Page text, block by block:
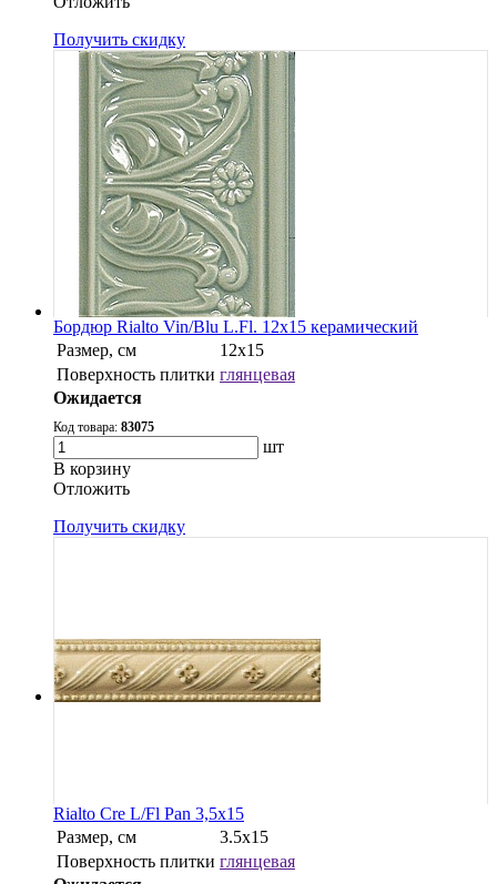
Получить скидку
Бордюр Rialto Vin/Blu L.Fl. 12x15 керамический
Размер, см
12x15
Поверхность плитки глянцевая
Ожидается
Код товара: 83075
шт
В корзину
Oтложить
Получить скидку
Rialto Cre L/Fl Pan 3,5x15
Размер, см
3.5x15
Поверхность плитки глянцевая